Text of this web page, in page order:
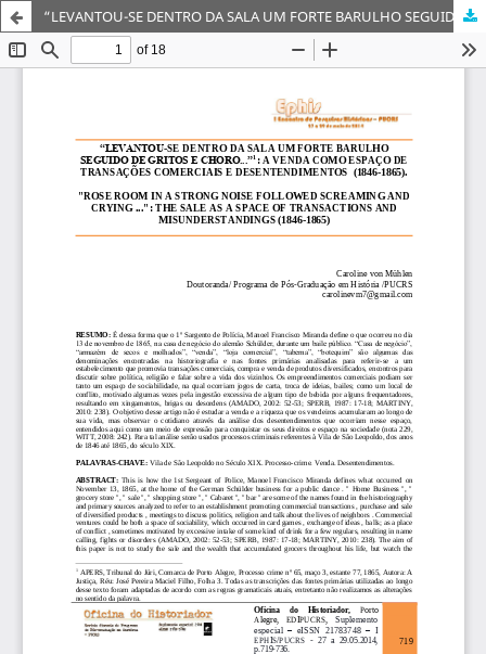
“LEVANTOU-SE DENTRO DA SALA UM FORTE BARULHO SEGUIDO DE GRITOS E CHORO...”1: A VENDA COMO ESPAÇO DE TRANSAÇÕES COMERCIAIS E DESENTENDIMENTOS (1846-1865).